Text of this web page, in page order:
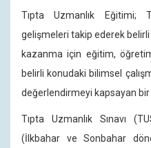
Tıpta Uzmanlık Eğitimi;
gelişmeleri takip ederek
kazanma için eğitim,
belirli konudaki bilimsel
değerlendirmeyi kapsayan bir
Tıpta Uzmanlık Sınavı
(İlkbahar ve Sonbahar